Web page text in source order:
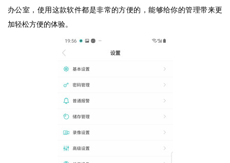
办公室，使用这款软件都是非常的方便的，能够给你的管理带来更
加轻松方便的体验。